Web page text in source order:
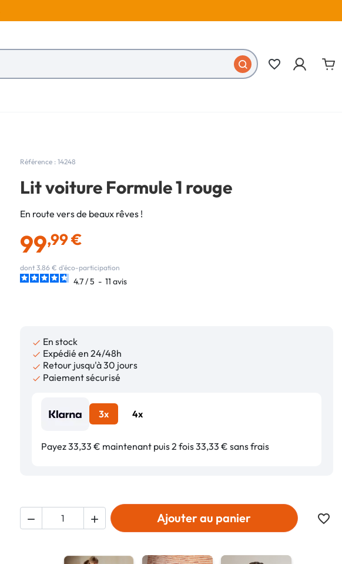
favorite_border
Référence : 14248
Lit voiture Formule 1 rouge
En route vers de beaux rêves !
99,99 €
dont 3.86 € d'éco-participation
4.7/5 - 11 avis
 En stock
 Expédié en 24/48h
 Retour jusqu'à 30 jours
 Paiement sécurisé
3x 4x
Payez 33,33 € maintenant puis 2 fois 33,33 € sans frais
  Ajouter au panier favorite_border